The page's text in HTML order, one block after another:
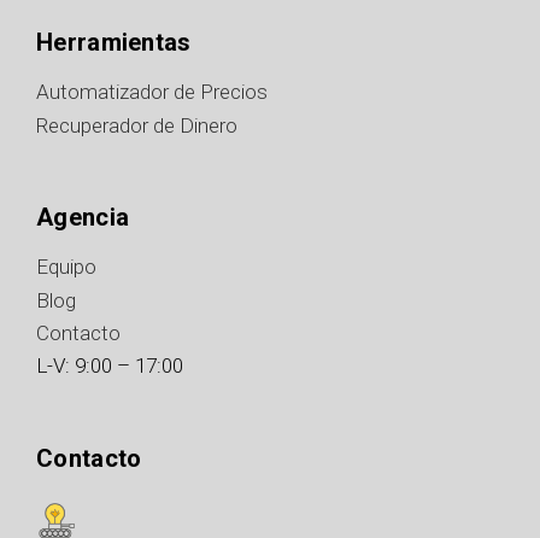
Herramientas
Automatizador de Precios
Recuperador de Dinero
Agencia
Equipo
Blog
Contacto
L-V: 9:00 – 17:00
Contacto